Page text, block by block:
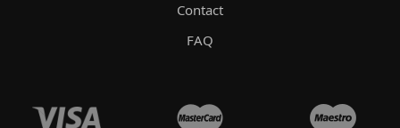
Contact
FAQ